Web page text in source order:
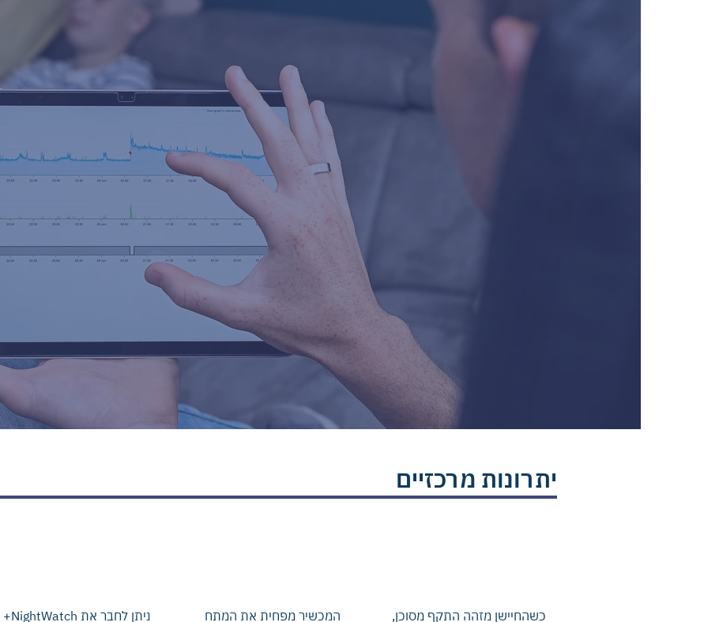
NightWatch+
מצליח לזהות רוב מוחלט של
בזמן שינה, עם רמת דיוק גבוהה במיוחד בקרב ילדים
יתרונות מרכזיים
כשהחיישן מזהה התקף מסוכן, המכשיר מפחית את המתח ניתן לחבר את NightWatch+